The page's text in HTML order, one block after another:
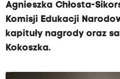
Agnieszka Chłosta-
Komisji Edukacji
kapituły nagrody oraz
Kokoszka.